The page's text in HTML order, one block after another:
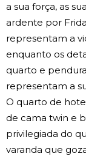
a sua força, as
ardente por
representam a
enquanto os
quarto e
representam a
O quarto de
de cama twin e
privilegiada do
varanda que